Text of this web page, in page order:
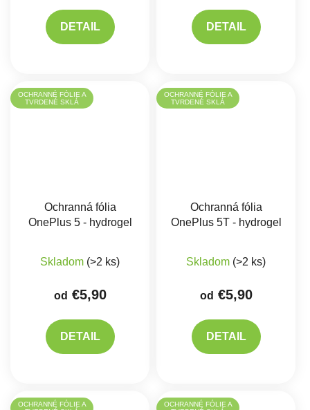
DETAIL DETAIL
OCHRANNÉ FÓLIE A
TVRDENÉ SKLÁ
Ochranná fólia
OnePlus 5 - hydrogel
Skladom (>2 ks)
od €5,90
DETAIL
OCHRANNÉ FÓLIE A
TVRDENÉ SKLÁ
Ochranná fólia
OnePlus 5T - hydrogel
Skladom (>2 ks)
od €5,90
DETAIL
OCHRANNÉ FÓLIE A
OCHRANNÉ FÓLIE A